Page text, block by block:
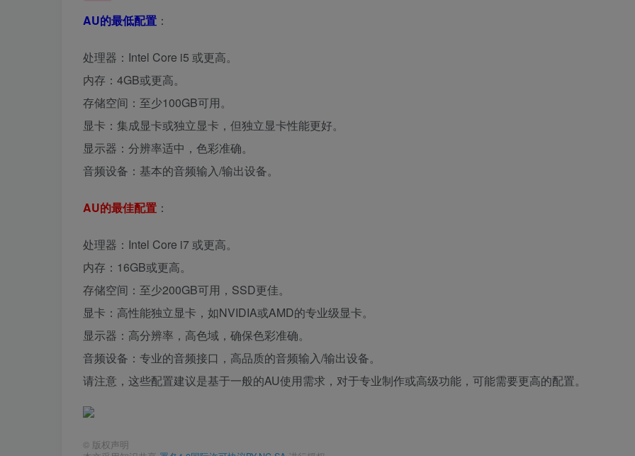
AU的最低配置 ：
处理器：Intel Core i5 或更高。
内存：4GB或更高。
存储空间：至少100GB可用。
显卡：集成显卡或独立显卡，但独立显卡性能更好。
显示器：分辨率适中，色彩准确。
音频设备：基本的音频输入/输出设备。
AU的最佳配置 ：
处理器：Intel Core i7 或更高。
内存：16GB或更高。
存储空间：至少200GB可用，SSD更佳。
显卡：高性能独立显卡，如NVIDIA或AMD的专业级显卡。
显示器：高分辨率，高色域，确保色彩准确。
音频设备：专业的音频接口，高品质的音频输入/输出设备。
请注意，这些配置建议是基于一般的AU使用需求，对于专业制作或高级功能，可能需要更高的配置。
© 版权声明